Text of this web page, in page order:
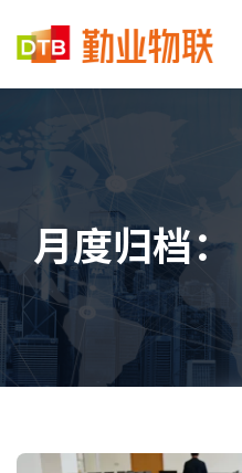
月度归档：